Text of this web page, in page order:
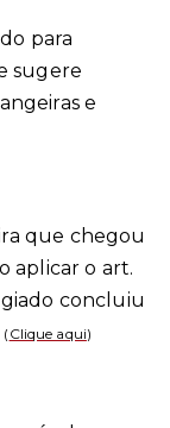
para
sugere
e
que chegou
aplicar o art.
concluiu
( Clique aqui)